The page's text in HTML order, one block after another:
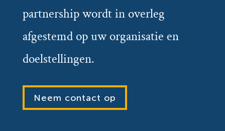
partnership wordt in overleg
afgestemd op uw organisatie en
doelstellingen.
Neem contact op